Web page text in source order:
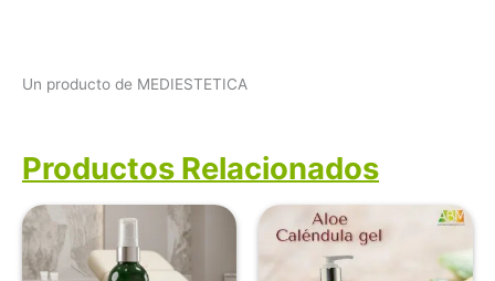
Un producto de MEDIESTETICA
Productos Relacionados